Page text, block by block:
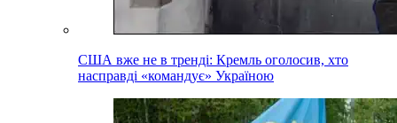
США вже не в тренді: Кремль оголосив, хто
насправді «командує» Україною